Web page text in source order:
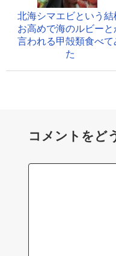
北海シマエビという結
お高めで海のルビーと
言われる甲殻類食べて
た
コメントをど